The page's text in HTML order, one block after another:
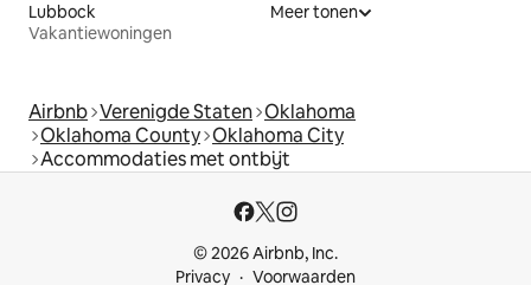
Lubbock
Vakantiewoningen
Meer tonen
Airbnb Verenigde Staten Oklahoma
Oklahoma County Oklahoma City
Accommodaties met ontbijt
© 2026 Airbnb, Inc.
Privacy
Voorwaarden